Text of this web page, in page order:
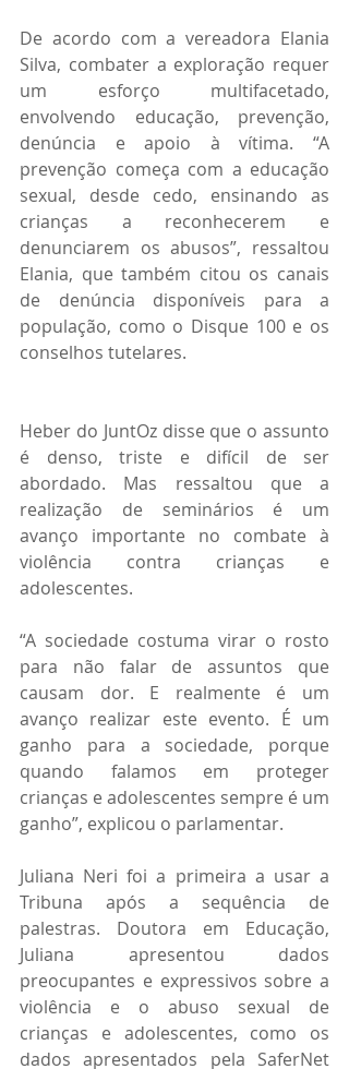
De acordo com a vereadora Elania
Silva, combater a exploração requer
um esforço multifacetado,
envolvendo educação, prevenção,
denúncia e apoio à vítima. “A
prevenção começa com a educação
sexual, desde cedo, ensinando as
crianças a reconhecerem e
denunciarem os abusos”, ressaltou
Elania, que também citou os canais
de denúncia disponíveis para a
população, como o Disque 100 e os
conselhos tutelares.
Heber do JuntOz disse que o assunto
é denso, triste e difícil de ser
abordado. Mas ressaltou que a
realização de seminários é um
avanço importante no combate à
violência contra crianças e
adolescentes.
“A sociedade costuma virar o rosto
para não falar de assuntos que
causam dor. E realmente é um
avanço realizar este evento. É um
ganho para a sociedade, porque
quando falamos em proteger
crianças e adolescentes sempre é um
ganho”, explicou o parlamentar.
Juliana Neri foi a primeira a usar a
Tribuna após a sequência de
palestras. Doutora em Educação,
Juliana apresentou dados
preocupantes e expressivos sobre a
violência e o abuso sexual de
crianças e adolescentes, como os
dados apresentados pela SaferNet